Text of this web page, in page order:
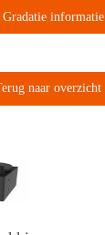
informatie
naar overzicht